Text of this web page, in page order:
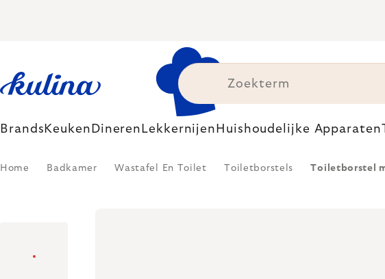
Brands Keuken Dineren Lekkernijen Huishoudelijke Apparaten
Home Badkamer Wastafel En Toilet Toiletborstels Toiletborstel